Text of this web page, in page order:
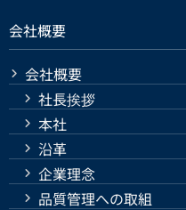
会社概要
会社概要
社長挨拶
本社
沿革
企業理念
品質管理への取組